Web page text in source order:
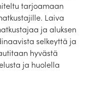
Voyager
laivat Finnlines
Clipper
tarjoamaan
Laiva
ja aluksen
selkeyttä ja
hyvästä
ja huolella